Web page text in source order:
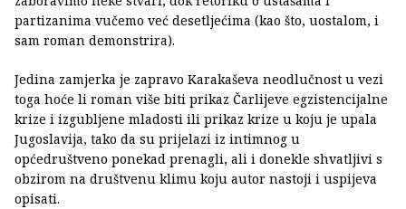
partizanima vučemo već desetljećima (kao što, uostalom, i
sam roman demonstrira).
Jedina zamjerka je zapravo Karakaševa neodlučnost u vezi
toga hoće li roman više biti prikaz Čarlijeve egzistencijalne
krize i izgubljene mladosti ili prikaz krize u koju je upala
Jugoslavija, tako da su prijelazi iz intimnog u
općedruštveno ponekad prenagli, ali i donekle shvatljivi s
obzirom na društvenu klimu koju autor nastoji i uspijeva
opisati.